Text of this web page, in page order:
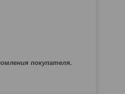
покупателя.